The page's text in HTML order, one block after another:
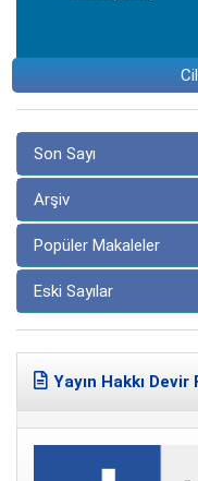
Son Sayı
Arşiv
Popüler Makaleler
Eski Sayılar
Yayın Hakkı Devir